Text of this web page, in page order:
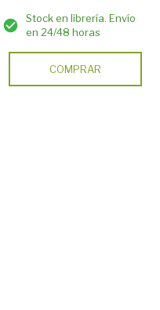
Stock en librería. Envío
en 24/48 horas
COMPRAR